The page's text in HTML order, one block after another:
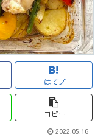
はてブ
コピー
2022.05.16